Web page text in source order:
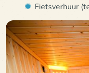
Fietsverhuur